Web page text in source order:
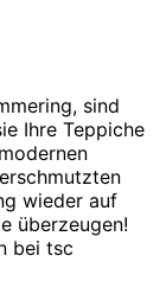
sind
Ihre Teppiche
wieder auf
überzeugen!
bei tsc